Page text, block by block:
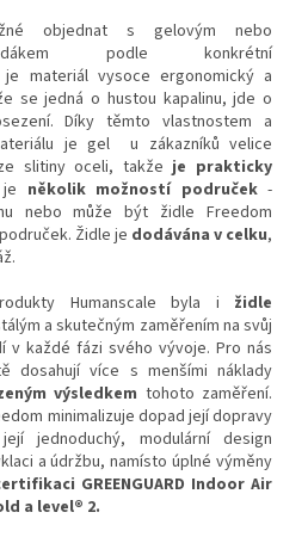
objednat s gelovým nebo
podle konkrétní
je materiál vysoce ergonomický a
se jedná o hustou kapalinu, jde o
Díky těmto vlastnostem a
je gel u zákazníků velice
slitiny oceli, takže je prakticky
několik možností područek -
nebo může být židle Freedom
Židle je dodávána v celku,
Humanscale byla i
židle
a skutečným zaměřením na svůj
v každé fázi svého vývoje. Pro nás
dosahují více s menšími náklady
výsledkem tohoto zaměření.
minimalizuje dopad její dopravy
jednoduchý, modulární design
a údržbu, namísto úplné výměny
GREENGUARD Indoor Air
a level® 2.